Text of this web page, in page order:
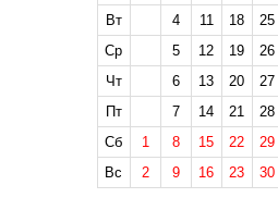
Вт
4 11 18
25
Ср
5 12 19
26
Чт
6 13 20
27
Пт
7 14 21
28
Сб
1 8 15 22
29
Вс
2 9 16 23 30